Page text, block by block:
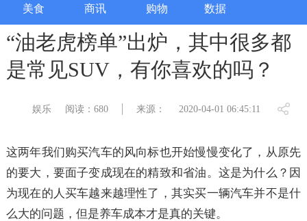
美食 商讯 购物 数据
“油老虎榜单”出炉，其中很多都
是常见SUV，有你喜欢的吗？
娱乐 阅读：680 来源： 2020-04-01 06:45:11
这两年我们购买汽车的风向标也开始慢慢变化了，从原先
的要大，要面子变成现在的精致和省油。这是为什么？因
为现在的人买车越来越理性了，其实买一辆汽车并不是什
么大的问题，但是养车成本才是真的关键。